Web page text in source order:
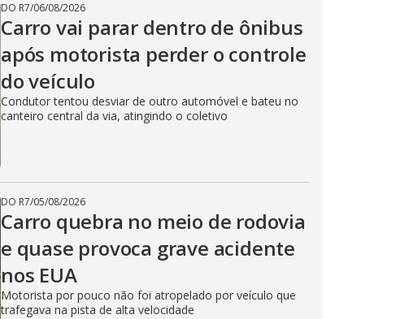
DO R7/06/08/2026
Carro vai parar dentro de ônibus
após motorista perder o controle
do veículo
Condutor tentou desviar de outro automóvel e bateu no
canteiro central da via, atingindo o coletivo
DO R7/05/08/2026
Carro quebra no meio de rodovia
e quase provoca grave acidente
nos EUA
Motorista por pouco não foi atropelado por veículo que
trafegava na pista de alta velocidade